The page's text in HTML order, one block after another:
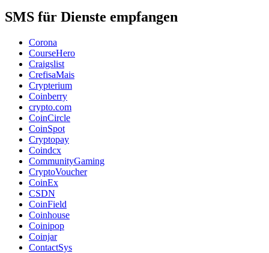
SMS für Dienste empfangen
Corona
CourseHero
Craigslist
CrefisaMais
Crypterium
Coinberry
crypto.com
CoinCircle
CoinSpot
Cryptopay
Coindcx
CommunityGaming
CryptoVoucher
CoinEx
CSDN
CoinField
Coinhouse
Coinipop
Coinjar
ContactSys